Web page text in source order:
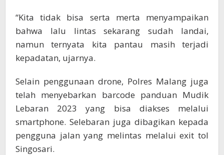
“Kita tidak bisa serta merta menyampaikan
bahwa lalu lintas sekarang sudah landai,
namun ternyata kita pantau masih terjadi
kepadatan, ujarnya.
Selain penggunaan drone, Polres Malang juga
telah menyebarkan barcode panduan Mudik
Lebaran 2023 yang bisa diakses melalui
smartphone. Selebaran juga dibagikan kepada
pengguna jalan yang melintas melalui exit tol
Singosari.